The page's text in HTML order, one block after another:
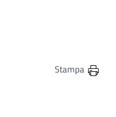
su Facebook
pagina su Twitter
questa pagina su Linkedin
questa pagina via
Stampa